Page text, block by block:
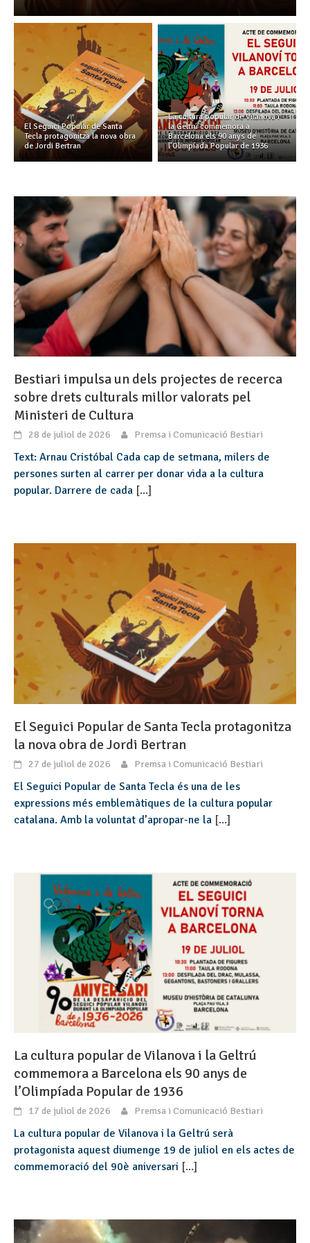
El Seguici Popular de Santa
Tecla protagonitza la nova obra
de Jordi Bertran
La cultura popular de Vilanova i
la Geltrú commemora a
Barcelona els 90 anys de
l’Olimpíada Popular de 1936
Bestiari impulsa un dels projectes de recerca
sobre drets culturals millor valorats pel
Ministeri de Cultura
28 de juliol de 2026 Premsa i Comunicació Bestiari
Text: Arnau Cristóbal Cada cap de setmana, milers de
persones surten al carrer per donar vida a la cultura
popular. Darrere de cada [...]
El Seguici Popular de Santa Tecla protagonitza
la nova obra de Jordi Bertran
27 de juliol de 2026 Premsa i Comunicació Bestiari
El Seguici Popular de Santa Tecla és una de les
expressions més emblemàtiques de la cultura popular
catalana. Amb la voluntat d’apropar-ne la [...]
La cultura popular de Vilanova i la Geltrú
commemora a Barcelona els 90 anys de
l’Olimpíada Popular de 1936
17 de juliol de 2026 Premsa i Comunicació Bestiari
La cultura popular de Vilanova i la Geltrú serà
protagonista aquest diumenge 19 de juliol en els actes de
commemoració del 90è aniversari [...]